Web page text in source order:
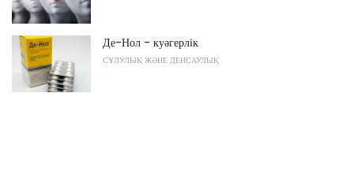
Де-Нол - куәгерлік
СҰЛУЛЫҚ ЖӘНЕ ДЕНСАУЛЫҚ